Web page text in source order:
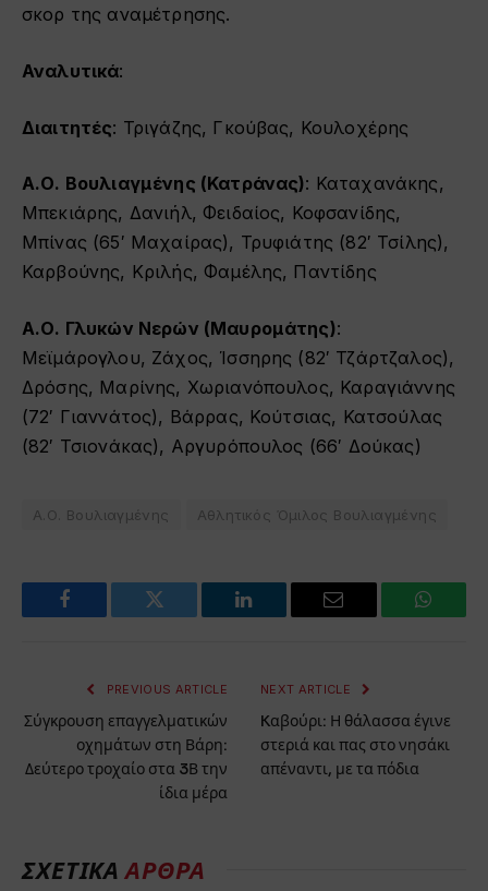
σκορ της αναμέτρησης.
Αναλυτικά:
Διαιτητές: Τριγάζης, Γκούβας, Κουλοχέρης
Α.Ο. Βουλιαγμένης (Κατράνας): Καταχανάκης,
Μπεκιάρης, Δανιήλ, Φειδαίος, Κοφσανίδης,
Μπίνας (65′ Μαχαίρας), Τρυφιάτης (82′ Τσίλης),
Καρβούνης, Κριλής, Φαμέλης, Παντίδης
Α.Ο. Γλυκών Νερών (Μαυρομάτης):
Μεϊμάρογλου, Ζάχος, Ίσσηρης (82′ Τζάρτζαλος),
Δρόσης, Μαρίνης, Χωριανόπουλος, Καραγιάννης
(72′ Γιαννάτος), Βάρρας, Κούτσιας, Κατσούλας
(82′ Τσιονάκας), Αργυρόπουλος (66′ Δούκας)
Α.Ο. Βουλιαγμένης Αθλητικός Όμιλος Βουλιαγμένης
Facebook Twitter LinkedIn Email
PREVIOUS ARTICLE
Σύγκρουση επαγγελματικών
οχημάτων στη Βάρη:
Δεύτερο τροχαίο στα 3Β την
ίδια μέρα
NEXT ARTICLE
Kαβούρι: Η θάλασσα έγινε
στεριά και πας στο νησάκι
απέναντι, με τα πόδια
ΣΧΕΤΙΚΆΆΡΘΡΑ